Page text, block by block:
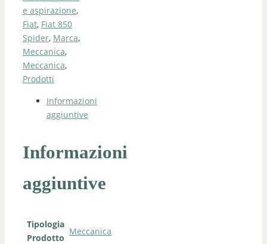
e aspirazione,
Fiat, Fiat 850
Spider, Marca,
Meccanica,
Meccanica,
Prodotti
Informazioni
aggiuntive
Informazioni
aggiuntive
Tipologia
Prodotto
Meccanica